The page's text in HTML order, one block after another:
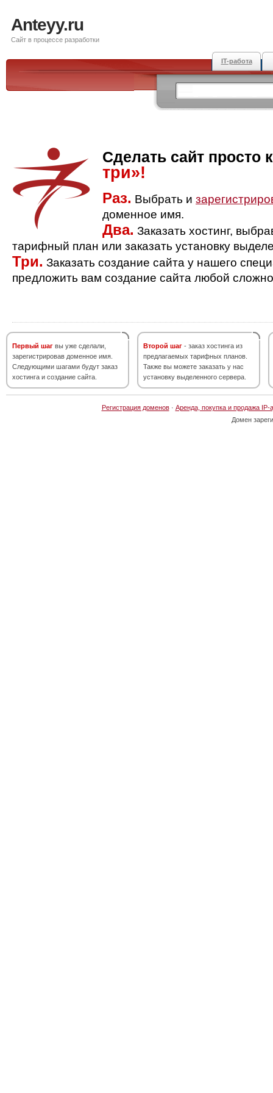
Anteyy.ru
Сайт в процессе разработки
IT-работа
Сделать сайт просто
три»!
Раз. Выбрать и
доменное имя.
Два. Заказать хостинг,
тарифный план или заказать установку
Три. Заказать создание сайта у нашего
предложить вам создание сайта любой
Первый шаг вы уже сделали,
зарегистрировав доменное имя.
Следующими шагами будут заказ
хостинга и создание сайта.
Второй шаг - заказ хостинга из
предлагаемых тарифных планов.
Также вы можете заказать у нас
установку выделенного сервера.
Регистрация доменов· Аренда, покупка и продажа IP-
Домен